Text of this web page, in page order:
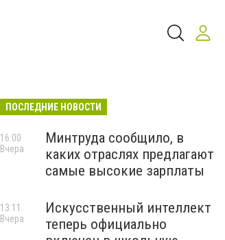
ПОСЛЕДНИЕ НОВОСТИ
Минтруда сообщило, в
каких отраслях предлагают
самые высокие зарплаты
16:00
Вчера
Искусственный интеллект
теперь официально
13:11
Вчера